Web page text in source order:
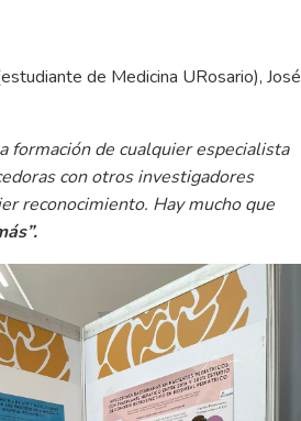
de Medicina URosario), José
formación de cualquier especialista
con otros investigadores
reconocimiento. Hay mucho que